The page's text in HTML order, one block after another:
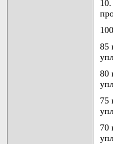
85
80
75
70